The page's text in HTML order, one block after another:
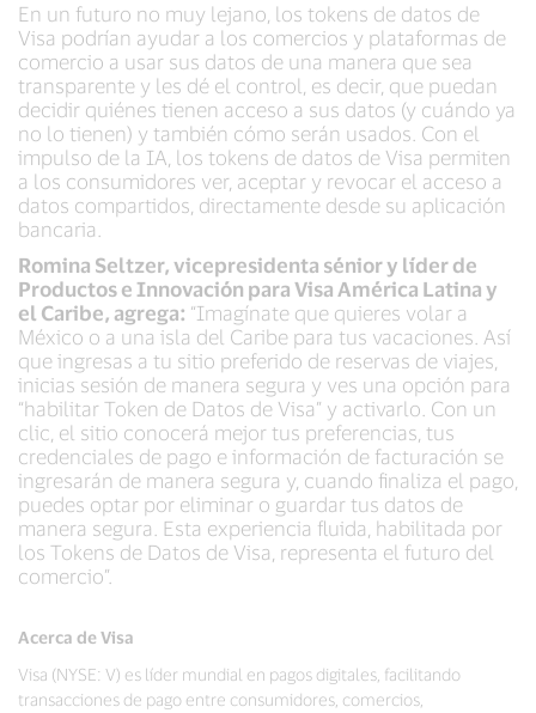
En un futuro no muy lejano, los tokens de datos de
Visa podrían ayudar a los comercios y plataformas de
comercio a usar sus datos de una manera que sea
transparente y les dé el control, es decir, que puedan
decidir quiénes tienen acceso a sus datos (y cuándo ya
no lo tienen) y también cómo serán usados. Con el
impulso de la IA, los tokens de datos de Visa permiten
a los consumidores ver, aceptar y revocar el acceso a
datos compartidos, directamente desde su aplicación
bancaria.
Romina Seltzer, vicepresidenta sénior y líder de
Productos e Innovación para Visa América Latina y
el Caribe, agrega: “Imagínate que quieres volar a
México o a una isla del Caribe para tus vacaciones. Así
que ingresas a tu sitio preferido de reservas de viajes,
inicias sesión de manera segura y ves una opción para
“habilitar Token de Datos de Visa” y activarlo. Con un
clic, el sitio conocerá mejor tus preferencias, tus
credenciales de pago e información de facturación se
ingresarán de manera segura y, cuando finaliza el pago,
puedes optar por eliminar o guardar tus datos de
manera segura. Esta experiencia fluida, habilitada por
los Tokens de Datos de Visa, representa el futuro del
comercio”.
Acerca de Visa
Visa (NYSE: V) es líder mundial en pagos digitales, facilitando
transacciones de pago entre consumidores, comercios,